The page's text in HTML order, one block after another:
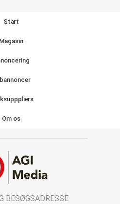
Start
Magasin
Om os
BESØGSADRESSE